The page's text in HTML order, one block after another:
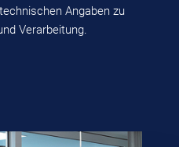
Angaben zu
Verarbeitung.